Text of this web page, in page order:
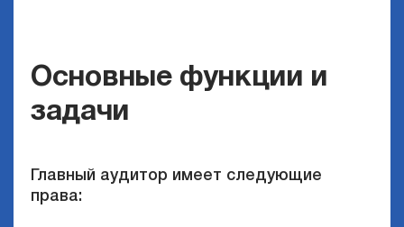
Основные функции и
задачи
Главный аудитор имеет следующие
права: